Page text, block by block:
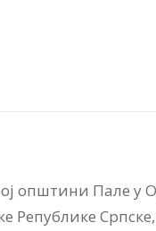
општини Пале
Републике